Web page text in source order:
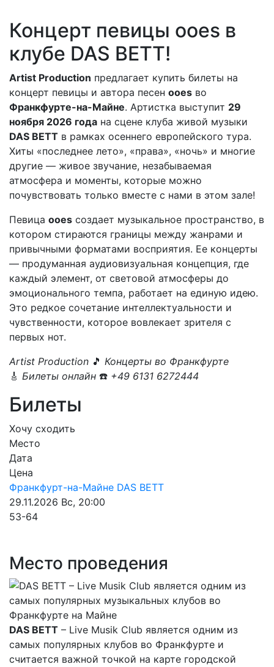
Концерт певицы ooes в
клубе DAS BETT!
Artist Production предлагает купить билеты на
концерт певицы и автора песен ooes во
Франкфурте-на-Майне. Артистка выступит 29
ноября 2026 года на сцене клуба живой музыки
DAS BETT в рамках осеннего европейского тура.
Хиты «последнее лето», «права», «ночь» и многие
другие — живое звучание, незабываемая
атмосфера и моменты, которые можно
почувствовать только вместе с нами в этом зале!
Певица ooes создает музыкальное пространство, в
котором стираются границы между жанрами и
привычными форматами восприятия. Ее концерты
— продуманная аудиовизуальная концепция, где
каждый элемент, от световой атмосферы до
эмоционального темпа, работает на единую идею.
Это редкое сочетание интеллектуальности и
чувственности, которое вовлекает зрителя с
первых нот.
Artist Production 🎵 Концерты во Франкфурте
🎸 Билеты онлайн ☎️ +49 6131 6272444
Билеты
Хочу сходить
Место
Дата
Цена
Франкфурт-на-Майне DAS BETT
29.11.2026 Вс, 20:00
53-64
Место проведения
DAS BETT – Live Musik Club является одним из
самых популярных клубов во Франкфурте и
считается важной точкой на карте городской